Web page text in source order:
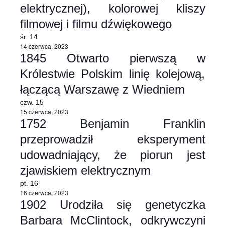
elektrycznej), kolorowej kliszy
filmowej i filmu dźwiękowego
śr. 14
14 czerwca, 2023
1845 Otwarto pierwszą w
Królestwie Polskim linię kolejową,
łączącą Warszawę z Wiedniem
czw. 15
15 czerwca, 2023
1752 Benjamin Franklin
przeprowadził eksperyment
udowadniający, że piorun jest
zjawiskiem elektrycznym
pt. 16
16 czerwca, 2023
1902 Urodziła się genetyczka
Barbara McClintock, odkrywczyni